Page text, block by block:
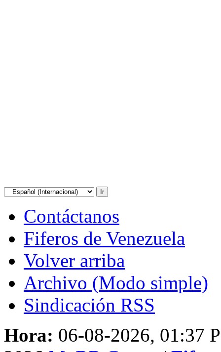
Contáctanos
Fiferos de Venezuela
Volver arriba
Archivo (Modo simple)
Sindicación RSS
Hora: 06-08-2026, 01:37